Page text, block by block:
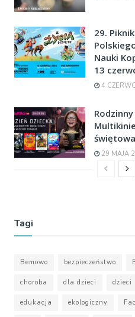
29.
Nauki
13
4
29 MAJA
Tagi
Bemowo bezpieczeństwo
choroba dla dzieci dzieci
edukacja ekologiczny